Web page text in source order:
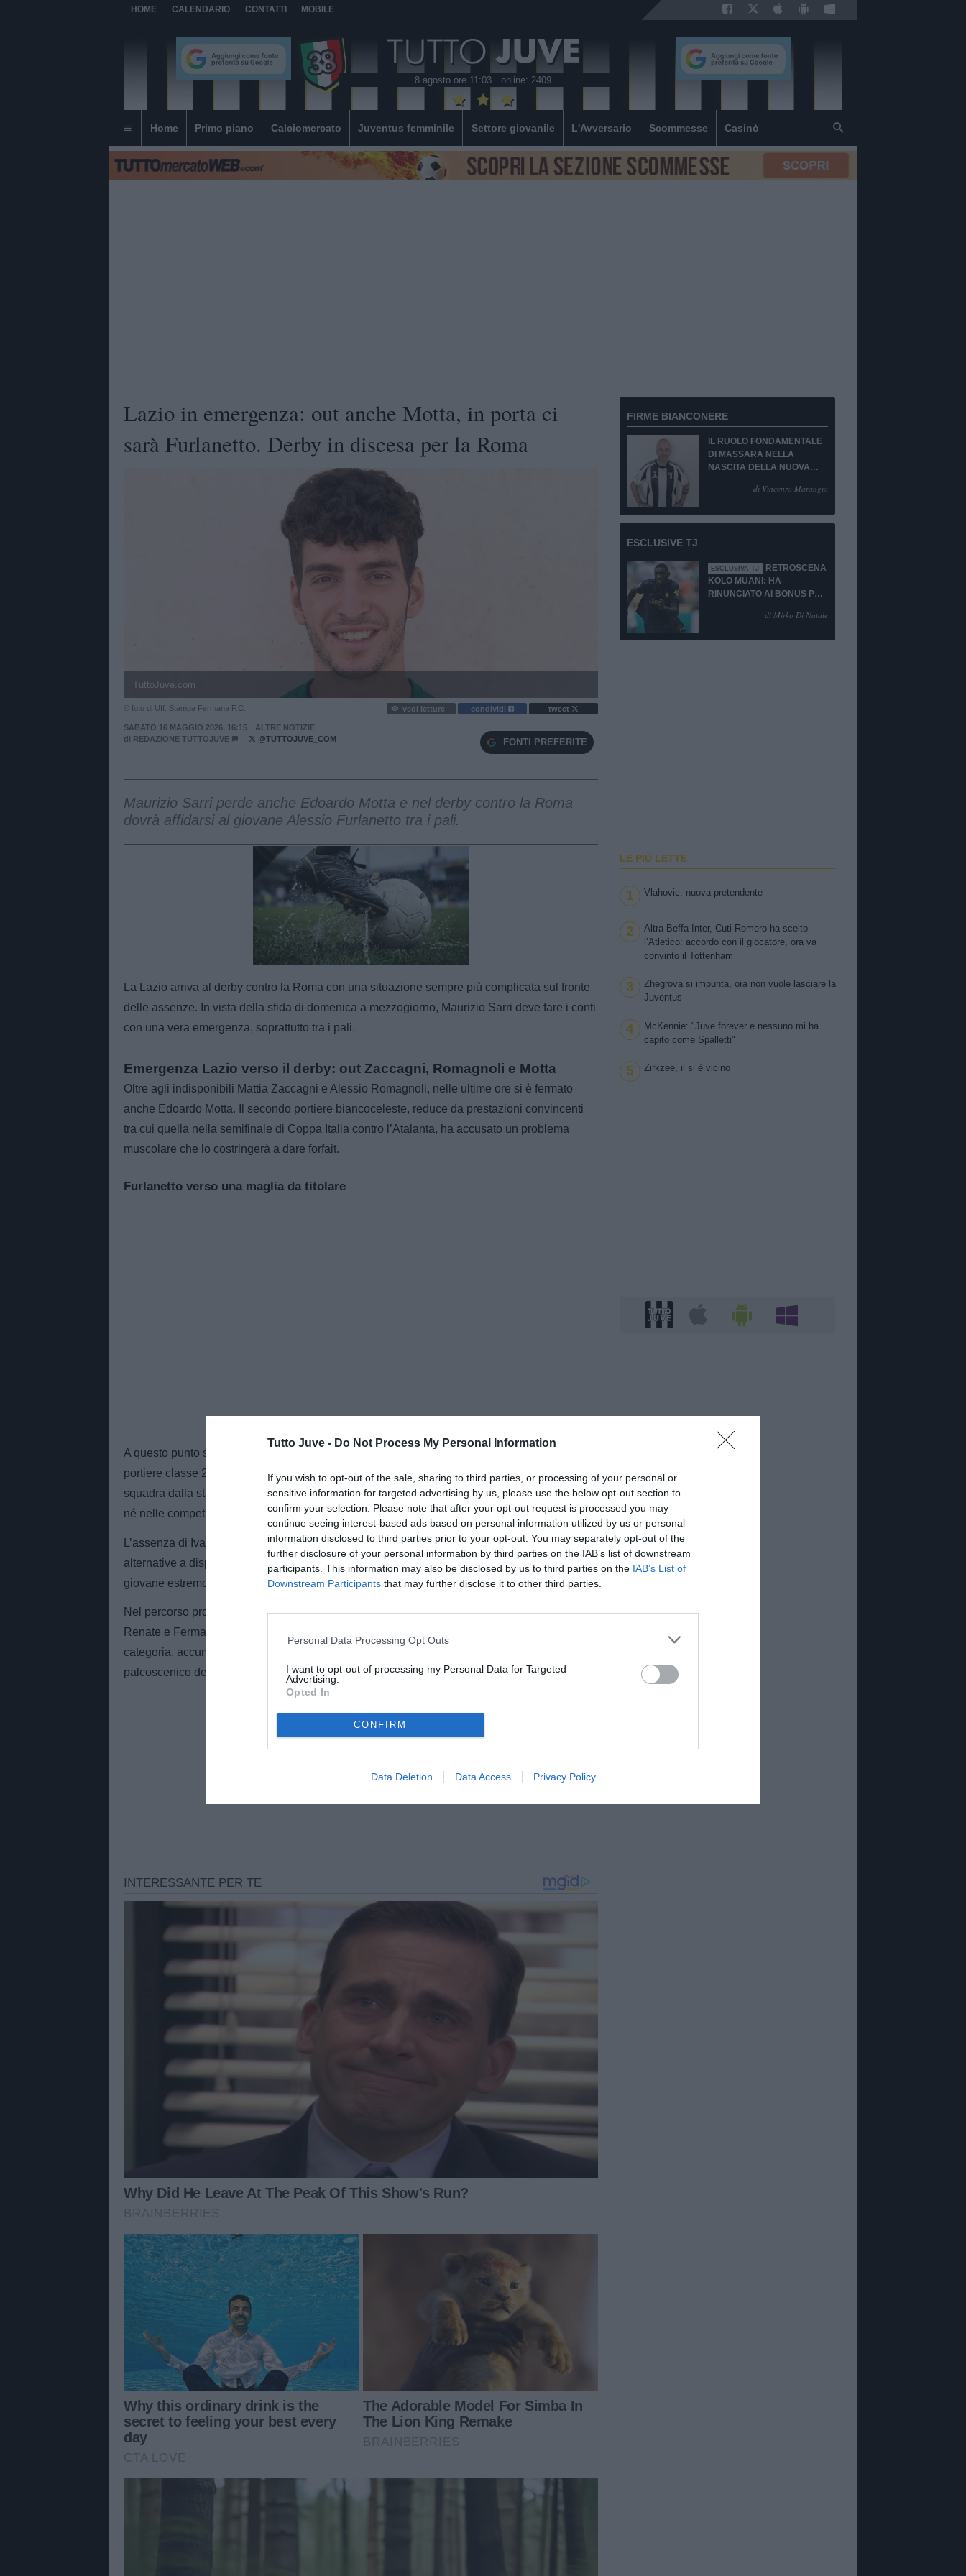
Tutto Juve - Do Not Process My Personal Information
If you wish to opt-out of the sale, sharing to third parties, or processing of your personal or
sensitive information for targeted advertising by us, please use the below opt-out section to
confirm your selection. Please note that after your opt-out request is processed you may
continue seeing interest-based ads based on personal information utilized by us or personal
information disclosed to third parties prior to your opt-out. You may separately opt-out of the
further disclosure of your personal information by third parties on the IAB’s list of downstream
participants. This information may also be disclosed by us to third parties on the IAB’s List of
Downstream Participants that may further disclose it to other third parties.
Personal Data Processing Opt Outs
I want to opt-out of processing my Personal Data for Targeted
Advertising.
Opted In
CONFIRM
Data Deletion Data Access Privacy Policy
HOME CALENDARIO CONTATTI MOBILE
8 agosto ore 11:03 online: 2409
Home Primo piano Calciomercato Juventus femminile Settore giovanile L'Avversario Scommesse Casinò
Lazio in emergenza: out anche Motta, in porta ci
sarà Furlanetto. Derby in discesa per la Roma
TuttoJuve.com
© foto di Uff. Stampa Fermana F.C. vedi letture condividi tweet
SABATO 16 MAGGIO 2026, 16:15
ALTRE NOTIZIE
di REDAZIONE TUTTOJUVE @TUTTOJUVE_COM FONTI PREFERITE
Maurizio Sarri perde anche Edoardo Motta e nel derby contro la Roma
dovrà affidarsi al giovane Alessio Furlanetto tra i pali.
Unmute
Loaded
100.00%
La Lazio arriva al derby contro la Roma con una situazione sempre più complicata sul fronte
delle assenze. In vista della sfida di domenica a mezzogiorno, Maurizio Sarri deve fare i conti
con una vera emergenza, soprattutto tra i pali.
Emergenza Lazio verso il derby: out Zaccagni, Romagnoli e Motta
Oltre agli indisponibili Mattia Zaccagni e Alessio Romagnoli, nelle ultime ore si è fermato
anche Edoardo Motta. Il secondo portiere biancoceleste, reduce da prestazioni convincenti
tra cui quella nella semifinale di Coppa Italia contro l’Atalanta, ha accusato un problema
muscolare che lo costringerà a dare forfait.
Furlanetto verso una maglia da titolare
A questo punto sarà Alessio Furlanetto a difendere la porta della Lazio nel derby capitolino. Il
portiere classe 2002, cresciuto nel vivaio biancoceleste, è stabilmente nel gruppo della prima
squadra dalla stagione 2020/2021 ma non ha ancora collezionato esordi ufficiali né in Serie A
né nelle competizioni europee.
L’assenza di Ivan Provedel, operato alla spalla lo scorso marzo, aveva già ridotto le
alternative a disposizione di Sarri. Ora l’infortunio di Motta obbliga il tecnico a puntare sul
giovane estremo difensore.
Nel percorso professionale di Furlanetto figurano esperienze in Serie C con le maglie di
Renate e Fermana. Con il club lombardo il portiere ha disputato anche incontri nei playoff di
categoria, accumulando minuti importanti prima del possibile debutto sul grande
palcoscenico del derby romano.
FIRME BIANCONERE
IL RUOLO FONDAMENTALE
DI MASSARA NELLA
NASCITA DELLA NUOVA
di Vincenzo Marangio
ESCLUSIVE TJ
ESCLUSIVA TJ
RETROSCENA
KOLO MUANI: HA
RINUNCIATO AI BONUS PUR
di Mirko Di Natale
LE PIÙ LETTE
1 Vlahovic, nuova pretendente
2
Altra Beffa Inter, Cuti Romero ha scelto
l’Atletico: accordo con il giocatore, ora va
convinto il Tottenham
3
Zhegrova si impunta, ora non vuole lasciare la
Juventus
4
McKennie: "Juve forever e nessuno mi ha
capito come Spalletti"
5 Zirkzee, il si è vicino